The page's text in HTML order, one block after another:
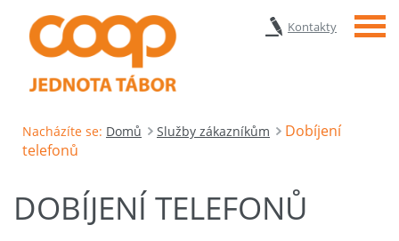
Kontakty Menu
Nacházíte se: Domů Služby zákazníkům
Dobíjení
telefonů
DOBÍJENÍ TELEFONŮ